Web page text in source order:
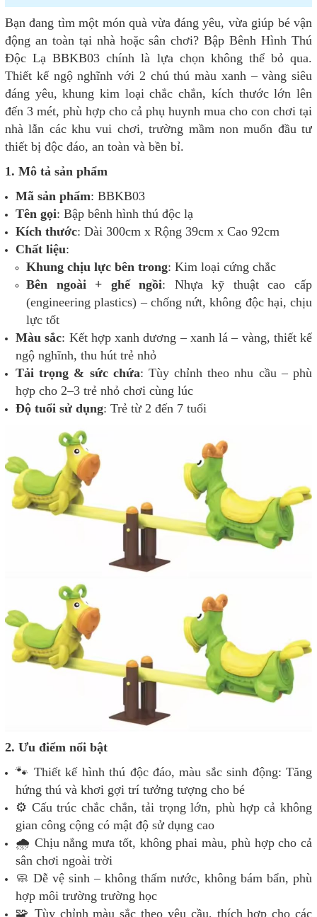
Bạn đang tìm một món quà vừa đáng yêu, vừa giúp bé vận
động an toàn tại nhà hoặc sân chơi? Bập Bênh Hình Thú
Độc Lạ BBKB03 chính là lựa chọn không thể bỏ qua.
Thiết kế ngộ nghĩnh với 2 chú thú màu xanh – vàng siêu
đáng yêu, khung kim loại chắc chắn, kích thước lớn lên
đến 3 mét, phù hợp cho cả phụ huynh mua cho con chơi tại
nhà lẫn các khu vui chơi, trường mầm non muốn đầu tư
thiết bị độc đáo, an toàn và bền bỉ.
1. Mô tả sản phẩm
Mã sản phẩm: BBKB03
Tên gọi: Bập bênh hình thú độc lạ
Kích thước: Dài 300cm x Rộng 39cm x Cao 92cm
Chất liệu:
Khung chịu lực bên trong: Kim loại cứng chắc
Bên ngoài + ghế ngồi: Nhựa kỹ thuật cao cấp
(engineering plastics) – chống nứt, không độc hại, chịu
lực tốt
Màu sắc: Kết hợp xanh dương – xanh lá – vàng, thiết kế
ngộ nghĩnh, thu hút trẻ nhỏ
Tải trọng & sức chứa: Tùy chỉnh theo nhu cầu – phù
hợp cho 2–3 trẻ nhỏ chơi cùng lúc
Độ tuổi sử dụng: Trẻ từ 2 đến 7 tuổi
2. Ưu điểm nổi bật
🐾 Thiết kế hình thú độc đáo, màu sắc sinh động: Tăng
hứng thú và khơi gợi trí tưởng tượng cho bé
⚙️ Cấu trúc chắc chắn, tải trọng lớn, phù hợp cả không
gian công cộng có mật độ sử dụng cao
🌧️ Chịu nắng mưa tốt, không phai màu, phù hợp cho cả
sân chơi ngoài trời
🧼 Dễ vệ sinh – không thấm nước, không bám bẩn, phù
hợp môi trường trường học
🧩 Tùy chỉnh màu sắc theo yêu cầu, thích hợp cho các